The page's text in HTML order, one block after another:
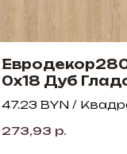
0х18 Дуб
песочный
47.23 BYN /
273,93 р.